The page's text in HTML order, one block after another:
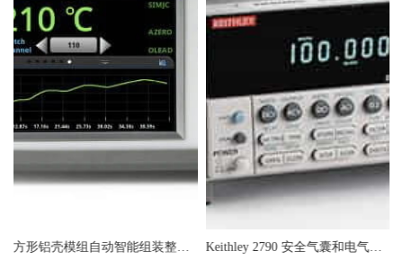
方形铝壳模组自动智能组装整线系统 Keithley 2790 安全气囊和电气器件测试系统